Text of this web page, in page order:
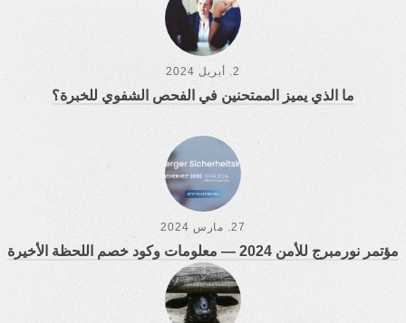
2. أبريل 2024
ما الذي يميز الممتحنين في الفحص الشفوي للخبرة؟
27. مارس 2024
مؤتمر نورمبرج للأمن 2024 — معلومات وكود خصم اللحظة الأخيرة